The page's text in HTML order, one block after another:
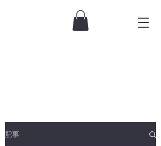
記事